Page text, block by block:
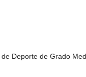
Deporte de Grado